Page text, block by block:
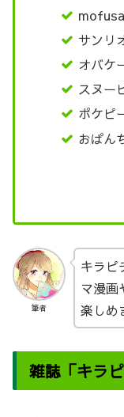
サンリ
オバケ
スヌー
ポケピ
おぱん
筆者
キラピ
マ漫画
楽しめ
雑誌「キラ